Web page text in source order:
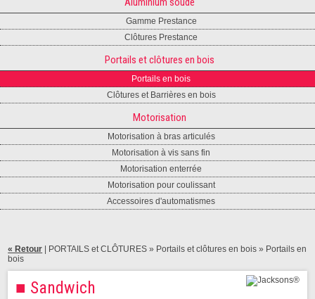
Gamme Prestance
Clôtures Prestance
Portails et clôtures en bois
Portails en bois
Clôtures et Barrières en bois
Motorisation
Motorisation à bras articulés
Motorisation à vis sans fin
Motorisation enterrée
Motorisation pour coulissant
Accessoires d'automatismes
« Retour PORTAILS et CLÔTURES » Portails et clôtures en bois » Portails en
bois
■ Sandwich